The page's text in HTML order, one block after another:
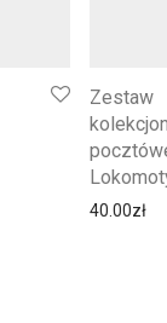
Zestaw
40.00zł